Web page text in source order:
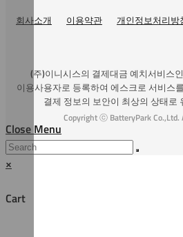
회사소개 이용약관 개인정보처리방
(주)이니시스의 결제대금 예치서비스
이용사용자로 등록하여 에스크로 서비스
결제 정보의 보안이 최상의 상태로
Copyright ⓒ BatteryPark
Close Menu
×
Cart